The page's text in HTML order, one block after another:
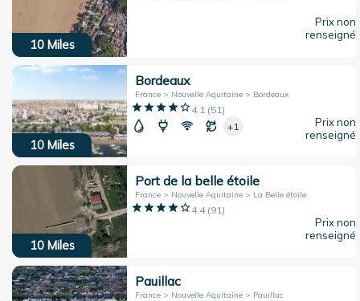
10 Miles
Prix non
renseigné
10 Miles
Bordeaux
France > Nouvelle Aquitaine > Bordeaux
4.1(51)
+1
Prix non
renseigné
10 Miles
Port de la belle étoile
France > Nouvelle Aquitaine > La Belle étoile
4.4(91)
Prix non
renseigné
Pauillac
France > Nouvelle Aquitaine > Pauillac